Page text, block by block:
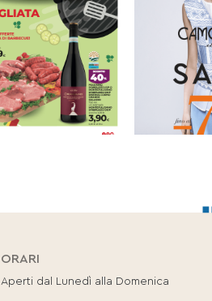
ORARI
Aperti dal Lunedì alla Domenica